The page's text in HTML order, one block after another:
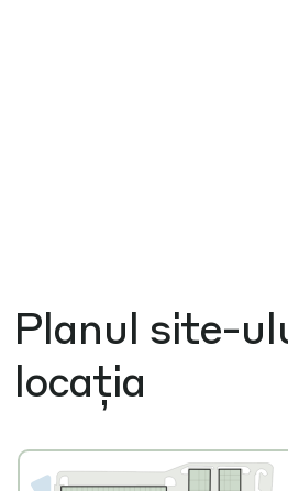
Planul site-
locația